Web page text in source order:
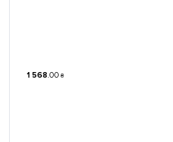
1 568.00 ₴